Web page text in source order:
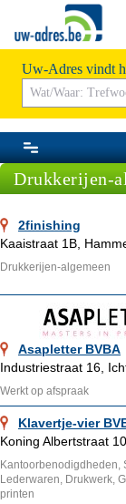
Uw-Adres vindt
Drukkerijen-
2finishing
Kaaistraat 1B,
Drukkerijen-algemeen
Asapletter BVBA
Industriestraat 16,
Werkt op afspraak
Klavertje-vier
Koning Albertstraat
Kantoorbenodigdheden,
Lederwaren, Drukwerk,
printen